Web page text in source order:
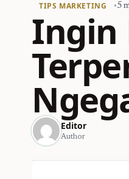
TIPS MARKETING •5
Ingin
Editor
Author